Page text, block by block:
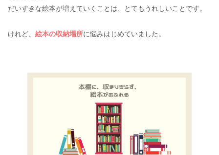
だいすきな絵本が増えていくことは、とてもうれしいことです。
けれど、 絵本の収納場所に悩みはじめていました。